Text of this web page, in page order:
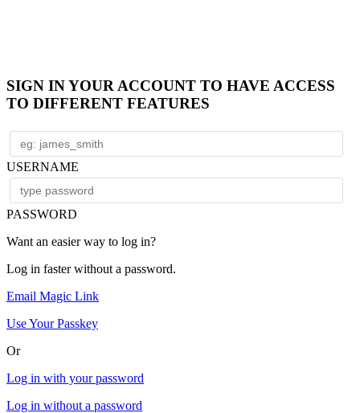
SIGN IN YOUR ACCOUNT TO HAVE ACCESS
TO DIFFERENT FEATURES
USERNAME
PASSWORD
Want an easier way to log in?
Log in faster without a password.
Email Magic Link
Use Your Passkey
Or
Log in with your password
Log in without a password